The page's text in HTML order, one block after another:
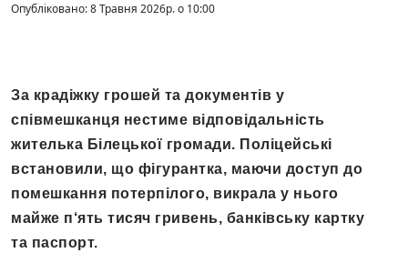
Опубліковано: 8 Травня 2026р. о 10:00
За крадіжку грошей та документів у
співмешканця нестиме відповідальність
жителька Білецької громади. Поліцейські
встановили, що фігурантка, маючи доступ до
помешкання потерпілого, викрала у нього
майже п‘ять тисяч гривень, банківську картку
та паспорт.